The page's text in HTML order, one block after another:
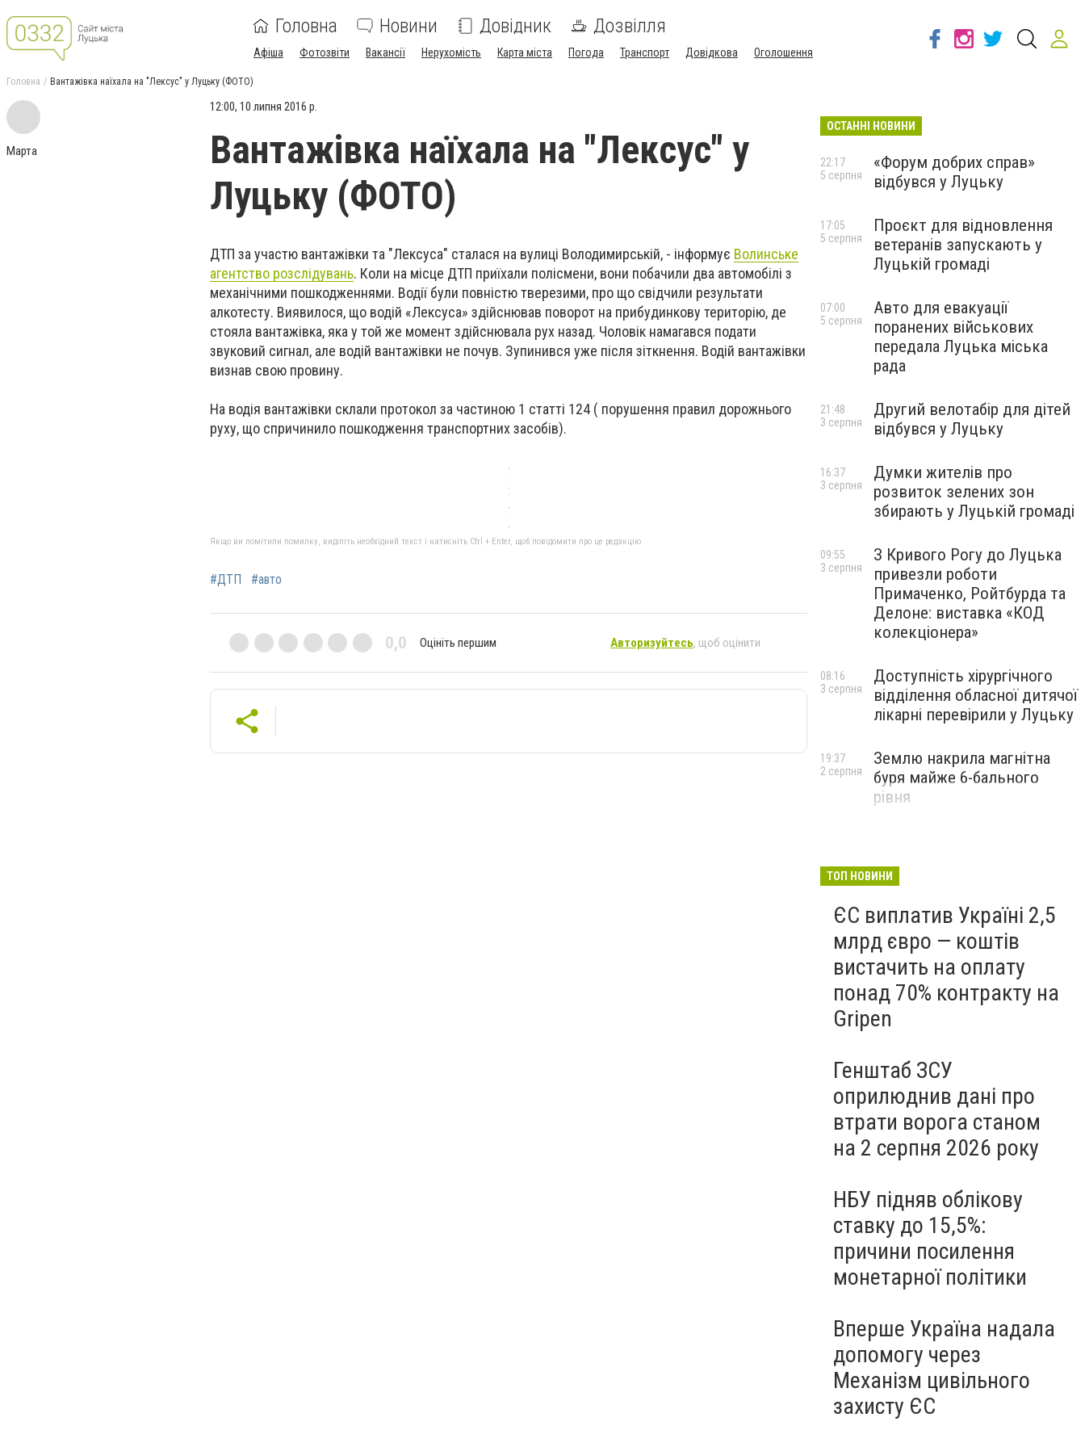
Головна Новини Довідник Дозвілля
Афіша Фотозвіти Вакансії Нерухомість Карта міста Погода Транспорт Довідкова Оголошення
Головна Вантажівка наїхала на "Лексус" у Луцьку (ФОТО)
Марта
12:00, 10 липня 2016 р.
Вантажівка наїхала на "Лексус" у
Луцьку (ФОТО)
ДТП за участю вантажівки та "Лексуса" сталася на вулиці Володимирській, - інформує Волинське
агентство розслідувань. Коли на місце ДТП приїхали полісмени, вони побачили два автомобілі з
механічними пошкодженнями. Водії були повністю тверезими, про що свідчили результати
алкотесту. Виявилося, що водій «Лексуса» здійснював поворот на прибудинкову територію, де
стояла вантажівка, яка у той же момент здійснювала рух назад. Чоловік намагався подати
звуковий сигнал, але водій вантажівки не почув. Зупинився уже після зіткнення. Водій вантажівки
визнав свою провину.
На водія вантажівки склали протокол за частиною 1 статті 124 ( порушення правил дорожнього
руху, що спричинило пошкодження транспортних засобів).
Якщо ви помітили помилку, виділіть необхідний текст і натисніть Ctrl + Enter, щоб повідомити про це редакцію
#ДТП #авто
0,0 Оцініть першим Авторизуйтесь, щоб оцінити
ОСТАННІ НОВИНИ
«Форум добрих справ»
відбувся у Луцьку
22:17
5 серпня
Проєкт для відновлення
ветеранів запускають у
Луцькій громаді
17:05
5 серпня
Авто для евакуації
поранених військових
передала Луцька міська
рада
07:00
5 серпня
Другий велотабір для дітей
відбувся у Луцьку
21:48
3 серпня
Думки жителів про
розвиток зелених зон
збирають у Луцькій громаді
16:37
3 серпня
З Кривого Рогу до Луцька
привезли роботи
Примаченко, Ройтбурда та
Делоне: виставка «КОД
колекціонера»
09:55
3 серпня
Доступність хірургічного
відділення обласної дитячої
лікарні перевірили у Луцьку
08:16
3 серпня
Землю накрила магнітна
буря майже 6-бального
рівня
19:37
2 серпня
ТОП НОВИНИ
ЄС виплатив Україні 2,5
млрд євро — коштів
вистачить на оплату
понад 70% контракту на
Gripen
Генштаб ЗСУ
оприлюднив дані про
втрати ворога станом
на 2 серпня 2026 року
НБУ підняв облікову
ставку до 15,5%:
причини посилення
монетарної політики
Вперше Україна надала
допомогу через
Механізм цивільного
захисту ЄС